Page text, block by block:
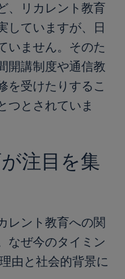
、リカレント教育
していますが、日
いません。そのた
開講制度や通信教
を受けたりするこ
つとされていま
注目を集
レント教育への関
なぜ今のタイミン
由と社会的背景に